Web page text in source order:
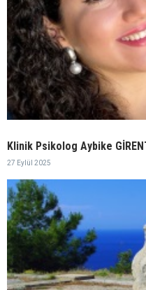
Klinik Psikolog Aybike
27 Eylül 2025